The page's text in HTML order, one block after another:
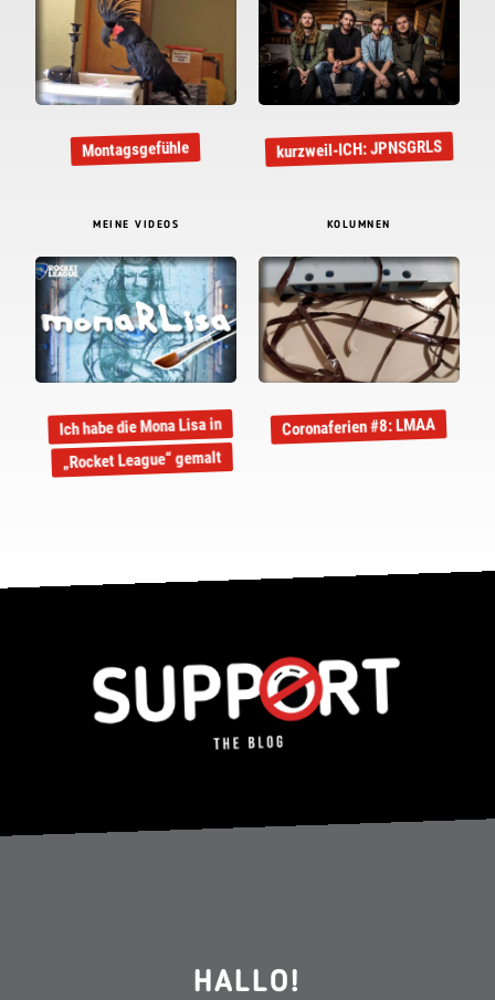
Montagsgefühle kurzweil-ICH: JPNSGRLS
MEINE VIDEOS
Ich habe die Mona Lisa in
„Rocket League“ gemalt
KOLUMNEN
Coronaferien #8: LMAA
HALLO!